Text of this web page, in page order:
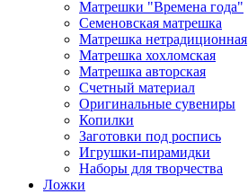
Матрешки "Времена года"
Семеновская матрешка
Матрешка нетрадиционная
Матрешка хохломская
Матрешка авторская
Счетный материал
Оригинальные сувениры
Копилки
Заготовки под роспись
Игрушки-пирамидки
Наборы для творчества
Ложки